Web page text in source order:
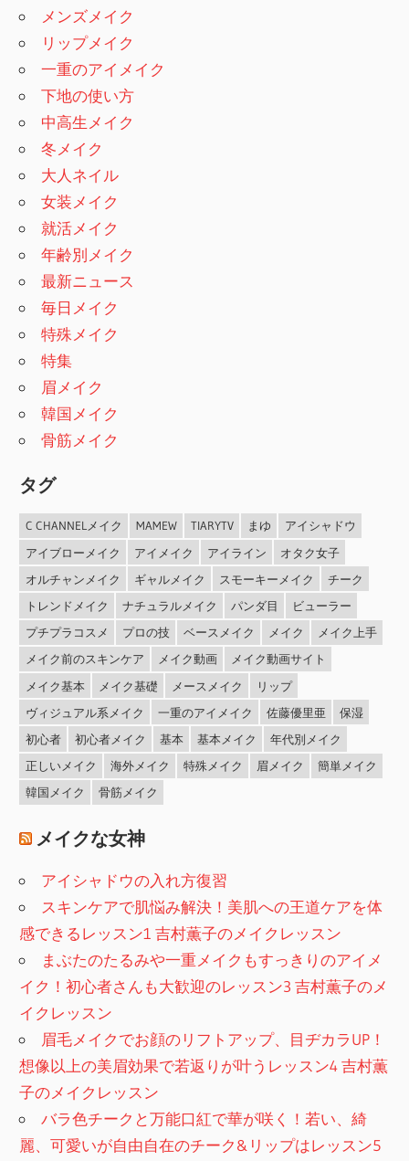
メンズメイク
リップメイク
一重のアイメイク
下地の使い方
中高生メイク
冬メイク
大人ネイル
女装メイク
就活メイク
年齢別メイク
最新ニュース
毎日メイク
特殊メイク
特集
眉メイク
韓国メイク
骨筋メイク
タグ
C CHANNELメイク MAMEW TIARYTV まゆ
アイシャドウ
アイブローメイク
アイメイク アイライン
オタク女子
オルチャンメイク
ギャルメイク スモーキーメイク
チーク
トレンドメイク
ナチュラルメイク パンダ目
ビューラー
プチプラコスメ
プロの技 ベースメイク メイク
メイク上手
メイク前のスキンケア
メイク動画
メイク動画サイト
メイク基本
メイク基礎 メースメイク
リップ
ヴィジュアル系メイク
一重のアイメイク 佐藤優里亜
保湿
初心者
初心者メイク 基本 基本メイク
年代別メイク
正しいメイク
海外メイク 特殊メイク 眉メイク
簡単メイク
韓国メイク
骨筋メイク
メイクな女神
アイシャドウの入れ方復習
スキンケアで肌悩み解決！美肌への王道ケアを体
感できるレッスン1 吉村薫子のメイクレッスン
まぶたのたるみや一重メイクもすっきりのアイメ
イク！初心者さんも大歓迎のレッスン3 吉村薫子のメ
イクレッスン
眉毛メイクでお顔のリフトアップ、目ヂカラUP！
想像以上の美眉効果で若返りが叶うレッスン4 吉村薫
子のメイクレッスン
バラ色チークと万能口紅で華が咲く！若い、綺
麗、可愛いが自由自在のチーク&リップはレッスン5